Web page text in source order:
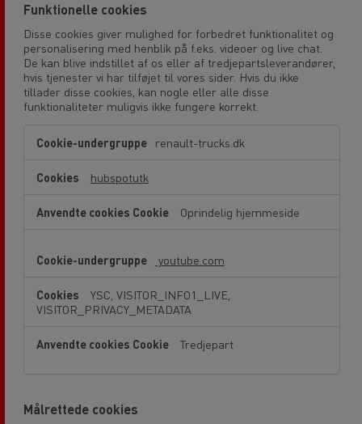
Funktionelle cookies
Disse cookies giver mulighed for forbedret funktionalitet og
personalisering med henblik på f.eks. videoer og live chat.
De kan blive indstillet af os eller af tredjepartsleverandører,
hvis tjenester vi har tilføjet til vores sider. Hvis du ikke
tillader disse cookies, kan nogle eller alle disse
funktionaliteter muligvis ikke fungere korrekt.
Funktionelle
renault-trucks.dk
hubspotutk
Oprindelig hjemmeside
youtube.com
YSC, VISITOR_INFO1_LIVE,
VISITOR_PRIVACY_METADATA
Tredjepart
Målrettede cookies